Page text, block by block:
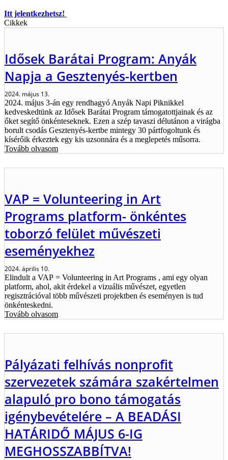
Itt jelentkezhetsz!
Cikkek
Idősek Barátai Program: Anyák
Napja a Gesztenyés-kertben
2024. május 13.
2024. május 3-án egy rendhagyó Anyák Napi Piknikkel
kedveskedtünk az Idősek Barátai Program támogatottjainak és az
őket segítő önkénteseknek. Ezen a szép tavaszi délutánon a virágba
borult csodás Gesztenyés-kertbe mintegy 30 pártfogoltunk és
kísérőik érkeztek egy kis uzsonnára és a meglepetés műsorra.
Tovább olvasom
VAP = Volunteering in Art
Programs platform- önkéntes
toborzó felület művészeti
eseményekhez
2024. április 10.
Elindult a VAP = Volunteering in Art Programs , ami egy olyan
platform, ahol, akit érdekel a vizuális művészet, egyetlen
regisztrációval több művészeti projektben és eseményen is tud
önkénteskedni.
Tovább olvasom
Pályázati felhívás nonprofit
szervezetek számára szakértelmen
alapuló pro bono támogatás
igénybevételére – A BEADÁSI
HATÁRIDŐ MÁJUS 6-IG
MEGHOSSZABBÍTVA!